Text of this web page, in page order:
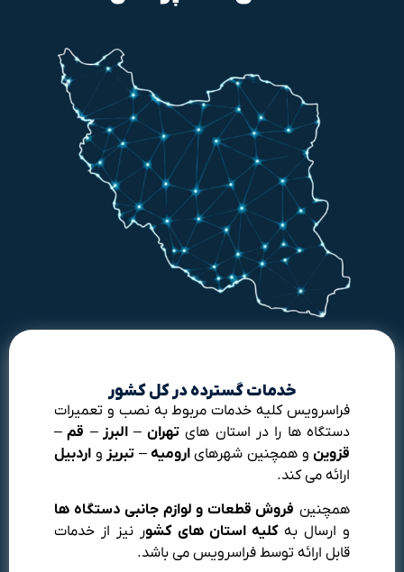
خدمات گسترده در کل کشور
فراسرویس کلیه خدمات مربوط به نصب و تعمیرات
دستگاه ها را در استان هایتهران – البرز– قم –
قزوین و همچنین شهرهایارومیه–تبریز و اردبیل
ارائه می کند.
همچنین فروش قطعات و لوازم جانبی دستگاه ها
و ارسال به کلیه استان های کشور نیز از خدمات
قابل ارائه توسط فراسرویس می باشد.